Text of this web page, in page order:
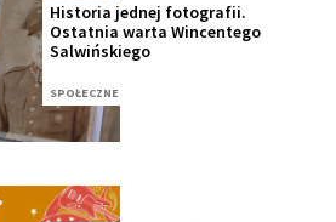
Historia jednej fotografii.
Ostatnia warta Wincentego
Salwińskiego
SPOŁECZNE